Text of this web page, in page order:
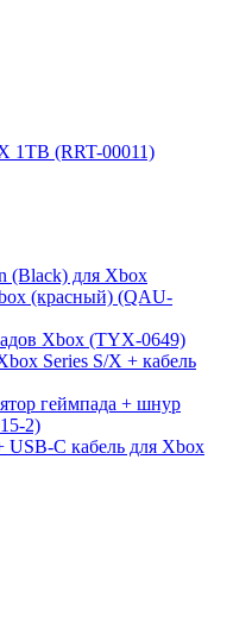
1TB (RRT-00011)
(Black) для Xbox
(красный) (QAU-
Xbox (TYX-0649)
Series S/X + кабель
геймпада + шнур
2)
C кабель для Xbox